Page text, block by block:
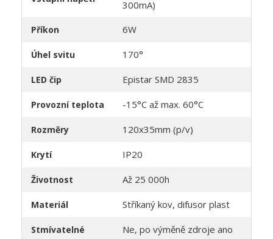
300mA)
Příkon 6W
Úhel svitu 170°
LED čip Epistar SMD 2835
Provozní teplota -15°C až max. 60°C
Rozměry 120x35mm (p/v)
Krytí IP20
Životnost Až 25 000h
Materiál Stříkaný kov, difusor plast
Stmívatelné Ne, po výměně zdroje ano